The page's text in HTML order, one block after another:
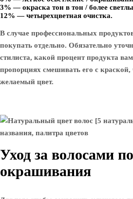
3% — окраска тон в тон / более
12% — четырехцветная очистка.
В случае профессиональных
покупать отдельно. Обязательно
стилиста, какой процент продукта
пропорциях смешивать его с
желаемый цвет.
Уход за волосами
окрашивания